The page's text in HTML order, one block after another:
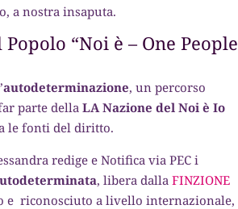
a nostra insaputa.
“Noi è – One People
autodeterminazione, un percorso
parte dellaLA Nazione del Noi è Io
le fonti del diritto.
redige e Notifica via PEC i
, libera dallaFINZIONE
e riconosciuto a livello internazionale,